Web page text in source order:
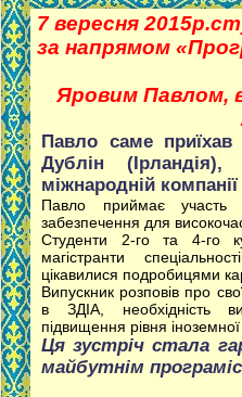
7 вересня
за напрямом
Яровим Павлом,
Павло саме
Дублін
міжнародній компанії
Павло приймає участь
забезпечення для
Студенти 2-го та 4-го
магістранти
цікавилися подробицями
Випускник розповів про
в ЗДІА, необхідність
підвищення рівня іноземної
Ця зустріч стала
майбутнім